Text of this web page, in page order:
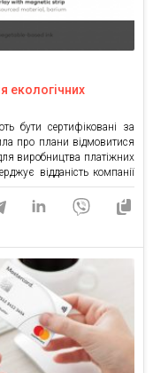
екологічних
бути сертифіковані за
про плани відмовитися
виробництва платіжних
відданість компанії
та розширює доступність
споживачів, які бажають